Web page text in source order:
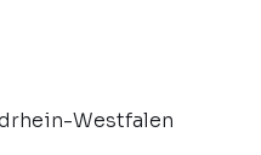
Westfalen